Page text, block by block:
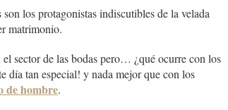
los protagonistas indiscutibles de la velada
matrimonio.
el sector de las bodas pero… ¿qué ocurre con los
día tan especial! y nada mejor que con los
de hombre.